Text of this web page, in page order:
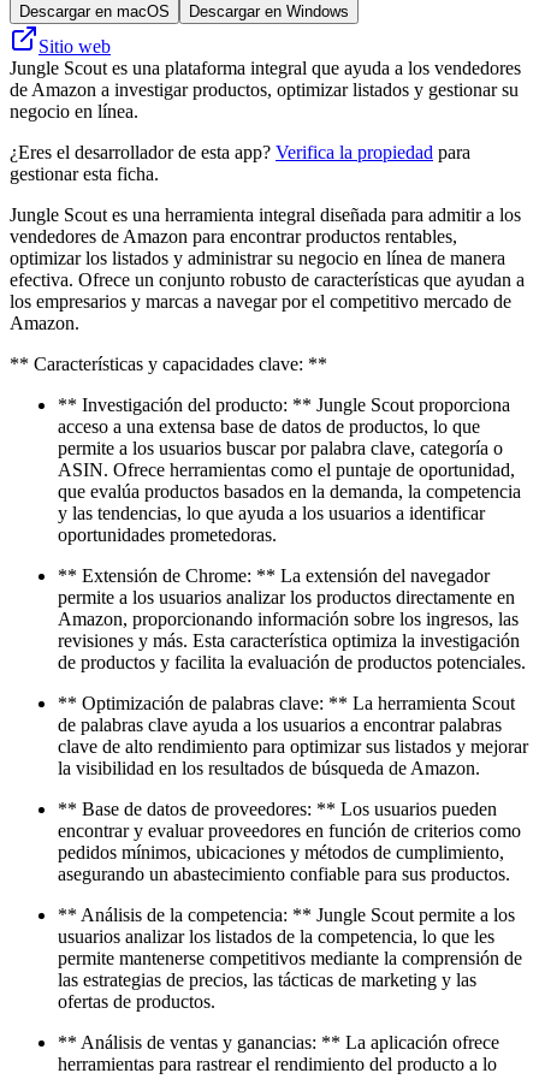
Descargar en macOS Descargar en Windows
Sitio web
Jungle Scout es una plataforma integral que ayuda a los vendedores
de Amazon a investigar productos, optimizar listados y gestionar su
negocio en línea.
¿Eres el desarrollador de esta app? Verifica la propiedad para
gestionar esta ficha.
Jungle Scout es una herramienta integral diseñada para admitir a los
vendedores de Amazon para encontrar productos rentables,
optimizar los listados y administrar su negocio en línea de manera
efectiva. Ofrece un conjunto robusto de características que ayudan a
los empresarios y marcas a navegar por el competitivo mercado de
Amazon.
** Características y capacidades clave: **
** Investigación del producto: ** Jungle Scout proporciona
acceso a una extensa base de datos de productos, lo que
permite a los usuarios buscar por palabra clave, categoría o
ASIN. Ofrece herramientas como el puntaje de oportunidad,
que evalúa productos basados ​​en la demanda, la competencia
y las tendencias, lo que ayuda a los usuarios a identificar
oportunidades prometedoras.
** Extensión de Chrome: ** La extensión del navegador
permite a los usuarios analizar los productos directamente en
Amazon, proporcionando información sobre los ingresos, las
revisiones y más. Esta característica optimiza la investigación
de productos y facilita la evaluación de productos potenciales.
** Optimización de palabras clave: ** La herramienta Scout
de palabras clave ayuda a los usuarios a encontrar palabras
clave de alto rendimiento para optimizar sus listados y mejorar
la visibilidad en los resultados de búsqueda de Amazon.
** Base de datos de proveedores: ** Los usuarios pueden
encontrar y evaluar proveedores en función de criterios como
pedidos mínimos, ubicaciones y métodos de cumplimiento,
asegurando un abastecimiento confiable para sus productos.
** Análisis de la competencia: ** Jungle Scout permite a los
usuarios analizar los listados de la competencia, lo que les
permite mantenerse competitivos mediante la comprensión de
las estrategias de precios, las tácticas de marketing y las
ofertas de productos.
** Análisis de ventas y ganancias: ** La aplicación ofrece
herramientas para rastrear el rendimiento del producto a lo